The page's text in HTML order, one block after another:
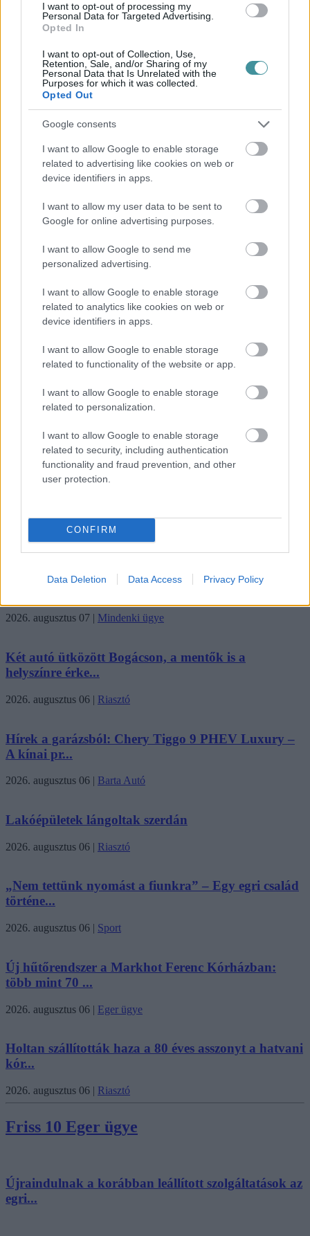
I want to opt-out of processing my
Personal Data for Targeted Advertising.
Opted In
I want to opt-out of Collection, Use,
Retention, Sale, and/or Sharing of my
Personal Data that Is Unrelated with the
Purposes for which it was collected.
Opted Out
Google consents
I want to allow Google to enable storage
related to advertising like cookies on web or
device identifiers in apps.
I want to allow my user data to be sent to
Google for online advertising purposes.
I want to allow Google to send me
personalized advertising.
I want to allow Google to enable storage
related to analytics like cookies on web or
device identifiers in apps.
I want to allow Google to enable storage
related to functionality of the website or app.
I want to allow Google to enable storage
related to personalization.
I want to allow Google to enable storage
related to security, including authentication
functionality and fraud prevention, and other
user protection.
CONFIRM
Data Deletion Data Access Privacy Policy
Legfrissebb híreink
Több mint egy hónap is lehet, mire teljesen
újraindul a p...
2026. augusztus 07|Mindenki ügye
Tanulj németül otthonról: a digitális tanulás előnyei
2026. augusztus 07 |Promóció
Újraindulnak a korábban leállított szolgáltatások az
2026. augusztus 07|Eger ügye
Tíz éve nem volt ilyen alacsony az infláció
Magyarországon
2026. augusztus 07|Mindenki ügye
Mindhárom ütemben dolgoznak a 25-ös főúton
Egerben
2026. augusztus 07|Eger ügye
2026. augusztus 07|Környék ügye
2026. augusztus 07 | Mindenki ügye
Két autó ütközött Bogácson, a mentők is a
helyszínre érke...
2026. augusztus 06 | Riasztó
Hírek a garázsból: Chery Tiggo 9 PHEV Luxury –
A kínai pr...
2026. augusztus 06 | Barta Autó
Lakóépületek lángoltak szerdán
2026. augusztus 06 | Riasztó
„Nem tettünk nyomást a fiunkra” – Egy egri család
történe...
2026. augusztus 06 | Sport
Új hűtőrendszer a Markhot Ferenc Kórházban:
több mint 70 ...
2026. augusztus 06 | Eger ügye
Holtan szállították haza a 80 éves asszonyt a hatvani
kór...
2026. augusztus 06 | Riasztó
Friss 10 Eger ügye
Újraindulnak a korábban leállított szolgáltatások az
egri...